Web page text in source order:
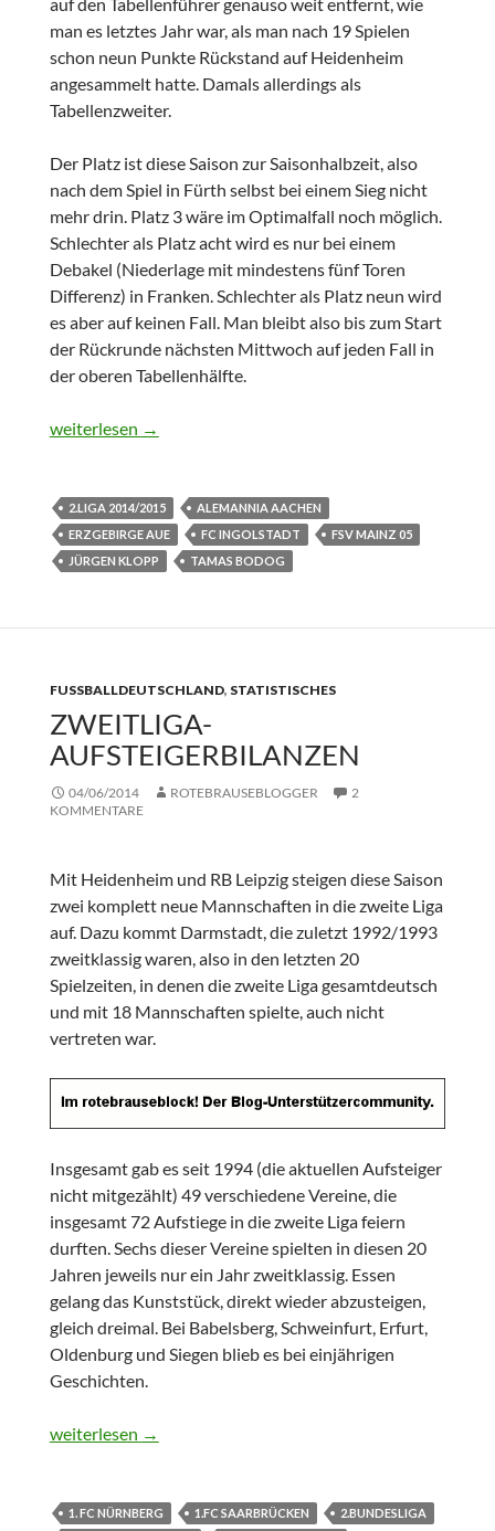
auf den Tabellenführer genauso weit entfernt, wie
man es letztes Jahr war, als man nach 19 Spielen
schon neun Punkte Rückstand auf Heidenheim
angesammelt hatte. Damals allerdings als
Tabellenzweiter.
Der Platz ist diese Saison zur Saisonhalbzeit, also
nach dem Spiel in Fürth selbst bei einem Sieg nicht
mehr drin. Platz 3 wäre im Optimalfall noch möglich.
Schlechter als Platz acht wird es nur bei einem
Debakel (Niederlage mit mindestens fünf Toren
Differenz) in Franken. Schlechter als Platz neun wird
es aber auf keinen Fall. Man bleibt also bis zum Start
der Rückrunde nächsten Mittwoch auf jeden Fall in
der oberen Tabellenhälfte.
17.Spieltag – 2.Bundesliga 2014/2015
weiterlesen →
2.LIGA 2014/2015
ALEMANNIA AACHEN
ERZGEBIRGE AUE
FC INGOLSTADT
FSV MAINZ 05
JÜRGEN KLOPP
TAMAS BODOG
FUSSBALLDEUTSCHLAND , STATISTISCHES
ZWEITLIGA-
AUFSTEIGERBILANZEN
04/06/2014 ROTEBRAUSEBLOGGER
2
KOMMENTARE
Mit Heidenheim und RB Leipzig steigen diese Saison
zwei komplett neue Mannschaften in die zweite Liga
auf. Dazu kommt Darmstadt, die zuletzt 1992/1993
zweitklassig waren, also in den letzten 20
Spielzeiten, in denen die zweite Liga gesamtdeutsch
und mit 18 Mannschaften spielte, auch nicht
vertreten war.
Insgesamt gab es seit 1994 (die aktuellen Aufsteiger
nicht mitgezählt) 49 verschiedene Vereine, die
insgesamt 72 Aufstiege in die zweite Liga feiern
durften. Sechs dieser Vereine spielten in diesen 20
Jahren jeweils nur ein Jahr zweitklassig. Essen
gelang das Kunststück, direkt wieder abzusteigen,
gleich dreimal. Bei Babelsberg, Schweinfurt, Erfurt,
Oldenburg und Siegen blieb es bei einjährigen
Geschichten.
Zweitliga-Aufsteigerbilanzen
weiterlesen →
1. FC NÜRNBERG 1.FC SAARBRÜCKEN
2.BUNDESLIGA